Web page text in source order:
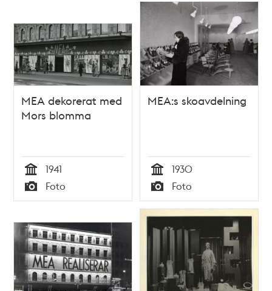
MEA dekorerat med
Mors blomma
Tid
1941
Typ
Foto
MEA:s skoavdelning
Tid
1930
Typ
Foto